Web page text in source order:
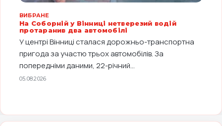
ВИБРАНЕ
На Соборній у Вінниці нетверезий водій
протаранив два автомобілі
У центрі Вінниці сталася дорожньо-транспортна
пригода за участю трьох автомобілів. За
попередніми даними, 22-річний...
05.08.2026